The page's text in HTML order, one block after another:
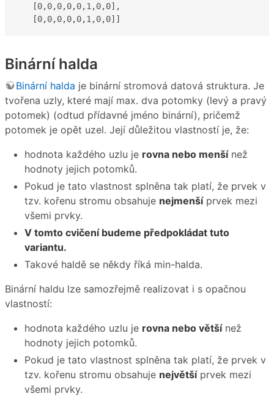
   [0,0,0,0,0,1,0,0],
   [0,0,0,0,0,1,0,0]]
Binární halda
Binární halda je binární stromová datová struktura. Je
tvořena uzly, které mají max. dva potomky (levý a pravý
potomek) (odtud přídavné jméno binární), pričemž
potomek je opět uzel. Její důležitou vlastností je, že:
hodnota každého uzlu je rovna nebo menšínež
hodnoty jejich potomků.
Pokud je tato vlastnost splněna tak platí, že prvek v
tzv. kořenu stromu obsahuje nejmenšíprvek mezi
všemi prvky.
V tomto cvičení budeme předpokládat tuto
variantu.
Takové haldě se někdy říká min-halda.
Binární haldu lze samozřejmě realizovat i s opačnou
vlastností:
hodnota každého uzlu je rovna nebo většínež
hodnoty jejich potomků.
Pokud je tato vlastnost splněna tak platí, že prvek v
tzv. kořenu stromu obsahuje největšíprvek mezi
všemi prvky.